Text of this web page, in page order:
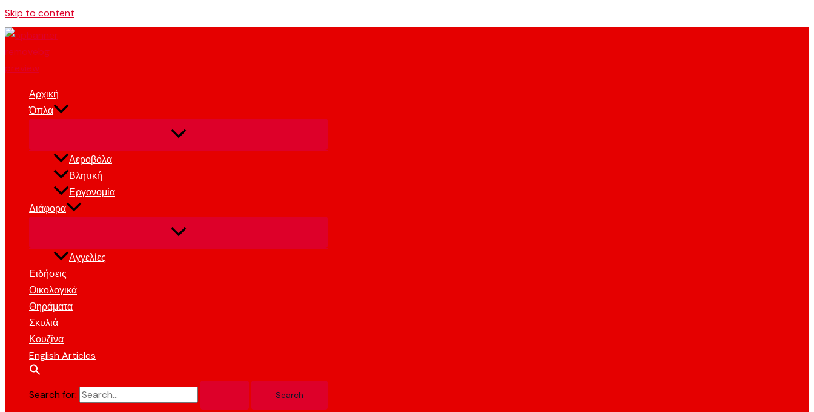
Skip to content
Αρχική
Όπλα
Αεροβόλα
Βλητική
Εργονομία
Διάφορα
Αγγελίες
Ειδήσεις
Οικολογικά
Θηράματα
Σκυλιά
Κουζίνα
English Articles
Search for: